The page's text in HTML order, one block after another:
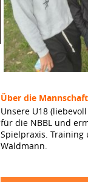
Über die Mannschaft
Unsere U18
für die NBBL und
Spielpraxis. Training
Waldmann.